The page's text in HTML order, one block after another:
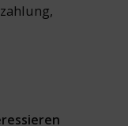
,